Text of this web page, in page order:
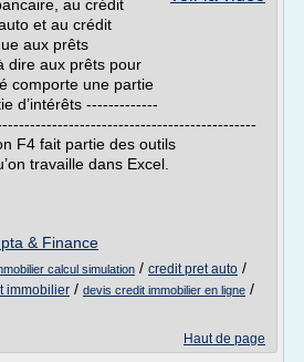
au crédit
et au crédit
aux prêts
dire aux prêts pour
comporte une partie
d’intérêts -------------
F4 fait partie des outils
travaille dans Excel.
& Finance
calcul simulation / credit pret auto /
immobilier / devis credit immobilier en ligne /
Haut de page